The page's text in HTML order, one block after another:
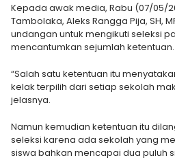
Kepada awak media, Rabu (07/05/
Tambolaka, Aleks Rangga Pija, SH,
undangan untuk mengikuti seleksi
mencantumkan sejumlah ketentuan.
“Salah satu ketentuan itu
kelak terpilih dari setiap sekolah
jelasnya.
Namun kemudian ketentuan itu
seleksi karena ada sekolah yang
siswa bahkan mencapai dua puluh